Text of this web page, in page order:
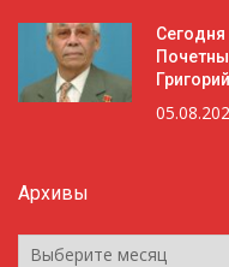
Архивы
Архивы